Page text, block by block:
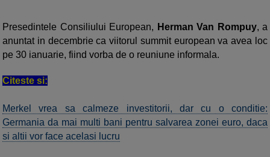
Presedintele Consiliului European, Herman Van Rompuy, a
anuntat in decembrie ca viitorul summit european va avea loc
pe 30 ianuarie, fiind vorba de o reuniune informala.
Citeste si:
Merkel vrea sa calmeze investitorii, dar cu o conditie:
Germania da mai multi bani pentru salvarea zonei euro, daca
si altii vor face acelasi lucru